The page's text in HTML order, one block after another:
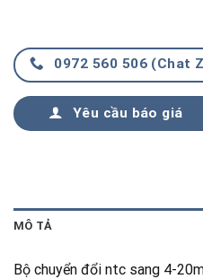
0972 560 506 (Chat
Yêu cầu báo giá
MÔ TẢ
Bộ chuyển đổi ntc sang 4-